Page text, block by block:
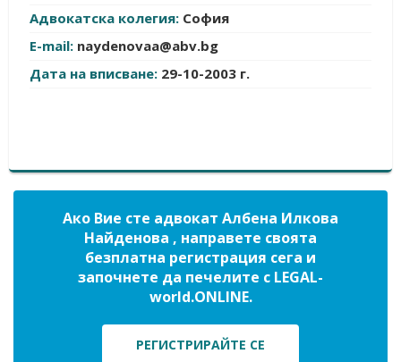
Адвокатска колегия: София
E-mail: naydenovaa@abv.bg
Дата на вписване: 29-10-2003 г.
Ако Вие сте адвокат Албена Илкова
Найденова , направете своята
безплатна регистрация сега и
започнете да печелите с LEGAL-
world.ONLINE.
РЕГИСТРИРАЙТЕ СЕ